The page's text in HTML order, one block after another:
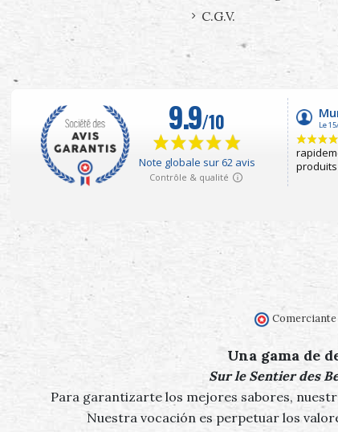
C.G.V.
Comerciante
Una gama de
Sur le Sentier des
Para garantizarte los mejores sabores,
Nuestra vocación es perpetuar los